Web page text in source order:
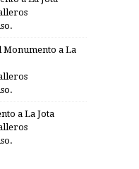
Monumento a La
a La Jota